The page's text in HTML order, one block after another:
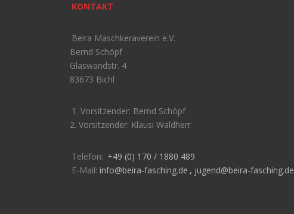
KONTAKT
Beira Maschkeraverein e.V.
Bernd Schöpf
Glaswandstr. 4
83673 Bichl
1. Vorsitzender: Bernd Schöpf
2. Vorsitzender: Klausi Waldherr
Telefon: +49 (0) 170 / 1880 489
E-Mail: info@beira-fasching.de , jugend@beira-fasching.de